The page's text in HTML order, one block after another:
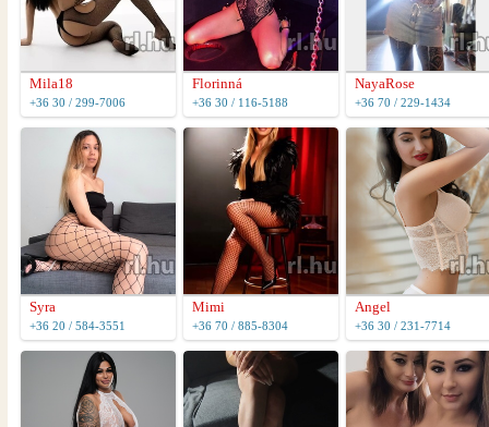
Mila18
+36 30 / 299-7006
Florinná
+36 30 / 116-5188
NayaRose
+36 70 / 229-1434
Syra
+36 20 / 584-3551
Mimi
+36 70 / 885-8304
Angel
+36 30 / 231-7714